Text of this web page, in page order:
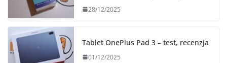
28/12/2025
Tablet OnePlus Pad 3 – test, recenzja
01/12/2025